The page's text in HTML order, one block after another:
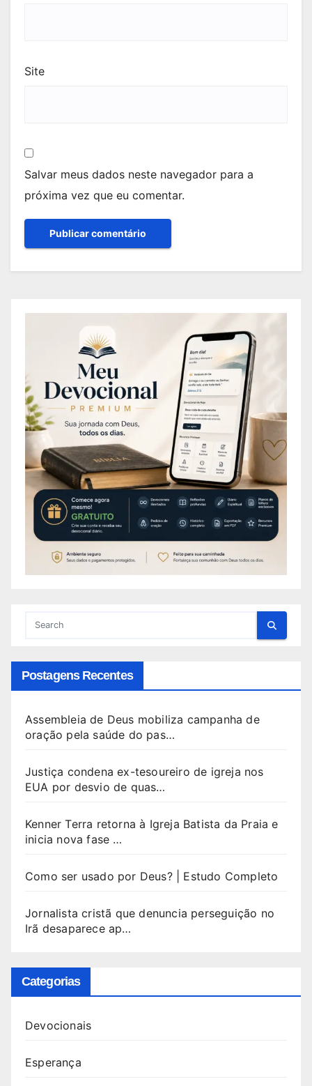
Site
Salvar meus dados neste navegador para a
próxima vez que eu comentar.
Postagens Recentes
Assembleia de Deus mobiliza campanha de
oração pela saúde do pas…
Justiça condena ex-tesoureiro de igreja nos
EUA por desvio de quas…
Kenner Terra retorna à Igreja Batista da Praia e
inicia nova fase …
Como ser usado por Deus? | Estudo Completo
Jornalista cristã que denuncia perseguição no
Irã desaparece ap…
Categorias
Devocionais
Esperança